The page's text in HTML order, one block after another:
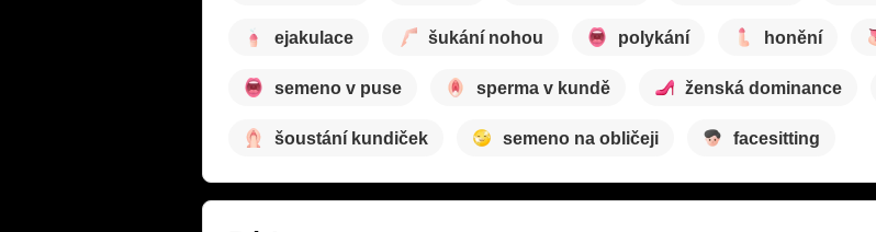
ejakulace šukání nohou polykání honění
semeno v puse sperma v kundě ženská dominance
šoustání kundiček semeno na obličeji facesitting